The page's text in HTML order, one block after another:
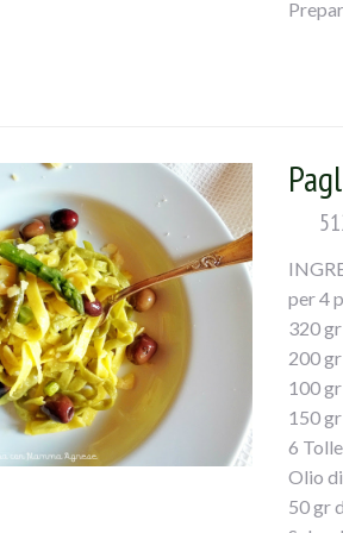
per
per 4
320
200
100
150
6
Olio
50 gr